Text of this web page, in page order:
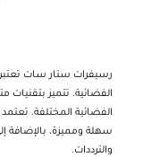
رسيفرات ستار سات تعتبر
الفضائية. تتميز
الفضائية المختلفة.
سهلة ومميزة، بالإضافة
والترددات.